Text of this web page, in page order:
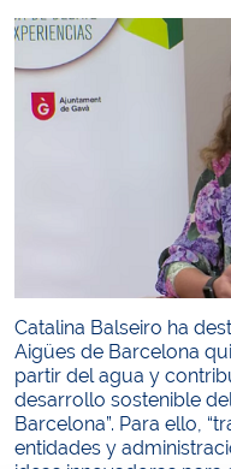
Catalina Balseiro ha
Aigües de Barcelona
partir del agua y
desarrollo sostenible
Barcelona”. Para ello,
entidades y